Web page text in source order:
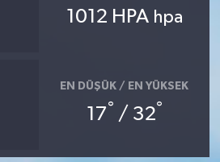
1012 HPA hpa
EN DÜŞÜK / EN YÜKSEK
17° / 32°